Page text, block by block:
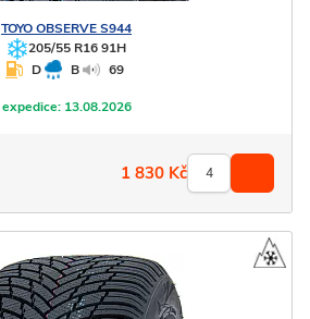
TOYOOBSERVE S944
205/55 R16 91H
D
B 69
expedice:13.08.2026
1 830 Kč